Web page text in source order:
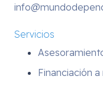
Servicios
Financiación